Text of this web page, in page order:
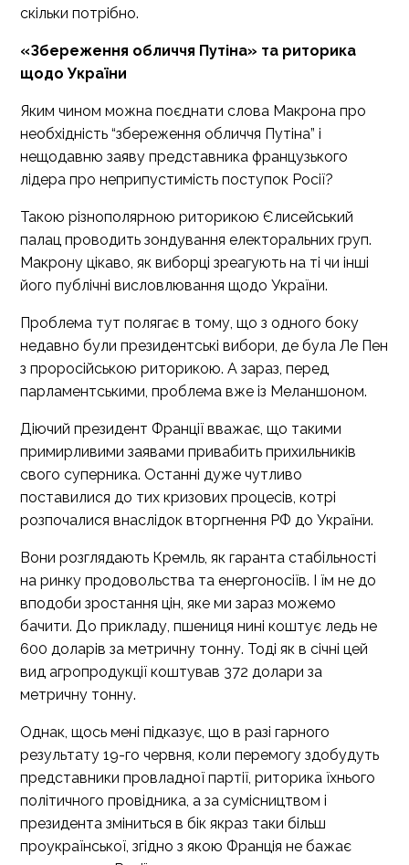
скільки потрібно.
«Збереження обличчя Путіна» та риторика
щодо України
Яким чином можна поєднати слова Макрона про
необхідність “збереження обличчя Путіна” і
нещодавню заяву представника французького
лідера про неприпустимість поступок Росії?
Такою різнополярною риторикою Єлисейський
палац проводить зондування електоральних груп.
Макрону цікаво, як виборці зреагують на ті чи інші
його публічні висловлювання щодо України.
Проблема тут полягає в тому, що з одного боку
недавно були президентські вибори, де була Ле Пен
з проросійською риторикою. А зараз, перед
парламентськими, проблема вже із Меланшоном.
Діючий президент Франції вважає, що такими
примирливими заявами привабить прихильників
свого суперника. Останні дуже чутливо
поставилися до тих кризових процесів, котрі
розпочалися внаслідок вторгнення РФ до України.
Вони розглядають Кремль, як гаранта стабільності
на ринку продовольства та енергоносіїв. І їм не до
вподоби зростання цін, яке ми зараз можемо
бачити. До прикладу, пшениця нині коштує ледь не
600 доларів за метричну тонну. Тоді як в січні цей
вид агропродукції коштував 372 долари за
метричну тонну.
Однак, щось мені підказує, що в разі гарного
результату 19-го червня, коли перемогу здобудуть
представники провладної партії, риторика їхнього
політичного провідника, а за сумісництвом і
президента зміниться в бік якраз таки більш
проукраїнської, згідно з якою Франція не бажає